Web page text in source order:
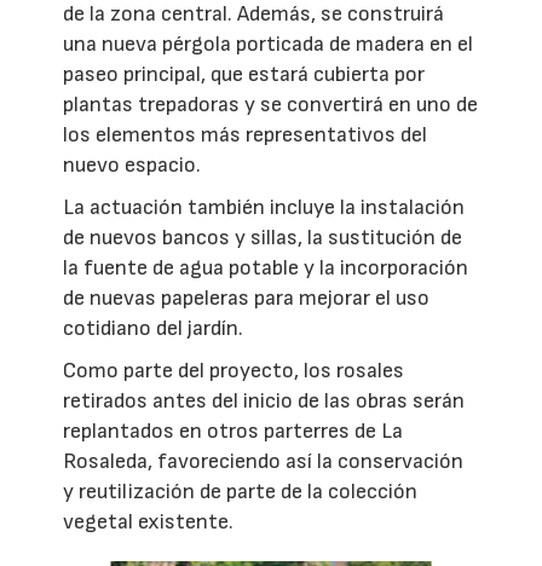
de la zona central. Además, se construirá
una nueva pérgola porticada de madera en el
paseo principal, que estará cubierta por
plantas trepadoras y se convertirá en uno de
los elementos más representativos del
nuevo espacio.
La actuación también incluye la instalación
de nuevos bancos y sillas, la sustitución de
la fuente de agua potable y la incorporación
de nuevas papeleras para mejorar el uso
cotidiano del jardín.
Como parte del proyecto, los rosales
retirados antes del inicio de las obras serán
replantados en otros parterres de La
Rosaleda, favoreciendo así la conservación
y reutilización de parte de la colección
vegetal existente.